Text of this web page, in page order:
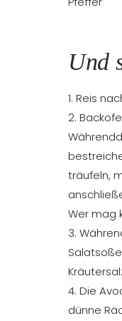
Und
1. Reis
2.
träufeln,
Wer mag
3.
4. Die
dünne